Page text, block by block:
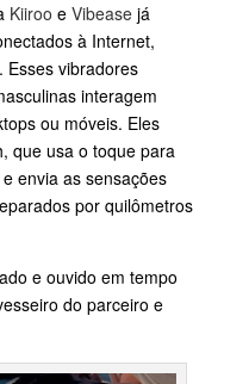
Kiiroo e Vibeasejá
à Internet,
Esses vibradores
interagem
ou móveis. Eles
que usa o toque para
envia as sensações
por quilômetros
e ouvido em tempo
do parceiro e